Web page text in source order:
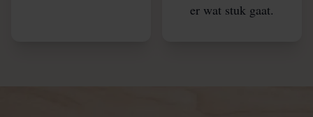
er wat stuk gaat.